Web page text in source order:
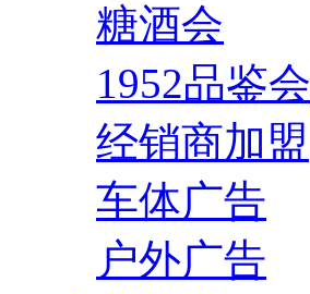
糖酒会
1952品鉴会
经销商加盟
车体广告
户外广告